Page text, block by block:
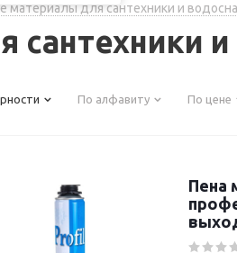
материалы для сантехники и
сантехники
По алфавиту По цене
Пена